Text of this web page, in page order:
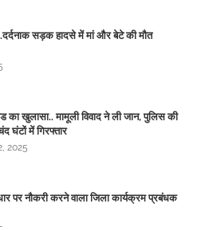
सड़क हादसे में मां और बेटे की मौत
का खुलासा.. मामूली विवाद ने ली जान, पुलिस की
घंटों में गिरफ्तार
2025
पर नौकरी करने वाला जिला कार्यक्रम प्रबंधक